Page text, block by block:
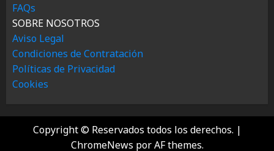
FAQs
SOBRE NOSOTROS
Aviso Legal
Condiciones de Contratación
Políticas de Privacidad
Cookies
Copyright © Reservados todos los derechos. |
ChromeNews por AF themes.